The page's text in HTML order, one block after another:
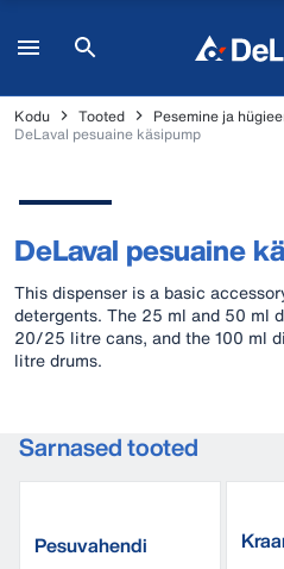
Kodu Tooted Pesemine ja
DeLaval pesuaine käsipump
DeLaval pesuaine
This dispenser is a basic
detergents. The 25 ml and 50 ml
20/25 litre cans, and the 100 ml
litre drums.
Sarnased tooted
Pesuvahendi